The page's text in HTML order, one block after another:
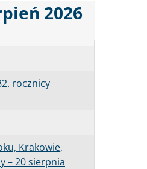
2026
rocznicy
Krakowie,
– 20 sierpnia